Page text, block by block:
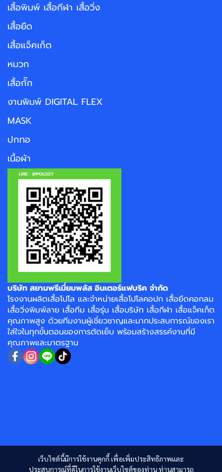
เว็บไซต์นี้มีการใช้งานคุกกี้ เพื่อเพิ่มประสิทธิภาพและ
ประสบการณ์ที่ดีในการใช้งานเว็บไซต์ของท่าน ท่านสามารถ
เสื้อพิมพ์ เสื้อกีฬา เสื้อวิ่ง
เสื้อยืด
เสื้อแจ็คเก็ต
หมวก
เสื้อกั๊ก
งานพิมพ์ DIGITAL FLEX
MASK
ปกทอ
เนื้อผ้า
บริษัท สยามพรีเมี่ยมพลัส อินเตอร์แฟบริค จำกัด
โรงงานผลิตเสื้อโปโล และจำหน่ายเสื้อโปโลคอปก เสื้อยืดคอกลม
เสื้อวิ่งพิมพ์ลาย เสื้อทีม เสื้อรุ่น เสื้อบริษัท เสื้อกีฬา เสื้อแจ็คเก็ต
คุณภาพสูง ด้วยทีมงานผู้เชี่ยวชาญและมากประสบการณ์ของเรา
ใส่ใจในทุกขั้นตอนของการตัดเย็บ พร้อมสร้างสรรค์งานที่มี
คุณภาพและมาตรฐาน